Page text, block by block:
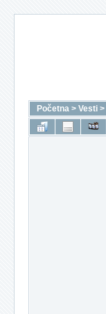
Početna > Vesti >